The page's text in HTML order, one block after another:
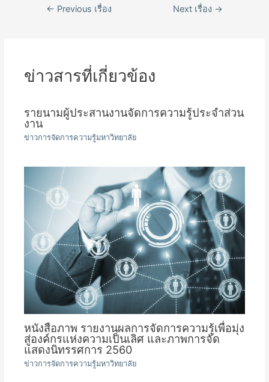
← Previous เรื่อง Next เรื่อง →
ข่าวสารที่เกี่ยวข้อง
รายนามผู้ประสานงานจัดการความรู้ประจำส่วน
งาน
ข่าวการจัดการความรู้มหาวิทยาลัย
หนังสือภาพ รายงานผลการจัดการความรู้เพื่อมุ่ง
สู่องค์กรแห่งความเป็นเลิศ และภาพการจัด
แสดงนิทรรศการ 2560
ข่าวการจัดการความรู้มหาวิทยาลัย